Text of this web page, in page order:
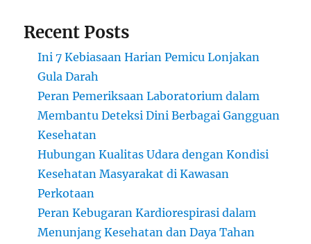
Recent Posts
Ini 7 Kebiasaan Harian Pemicu Lonjakan
Gula Darah
Peran Pemeriksaan Laboratorium dalam
Membantu Deteksi Dini Berbagai Gangguan
Kesehatan
Hubungan Kualitas Udara dengan Kondisi
Kesehatan Masyarakat di Kawasan
Perkotaan
Peran Kebugaran Kardiorespirasi dalam
Menunjang Kesehatan dan Daya Tahan